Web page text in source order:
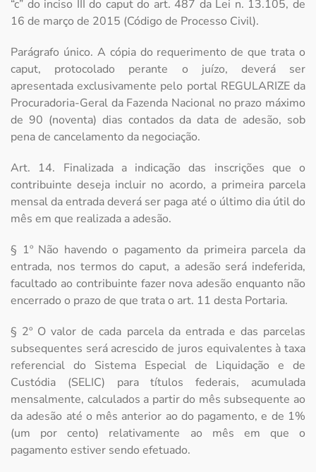
“c” do inciso III do caput do art. 487 da Lei n. 13.105, de
16 de março de 2015 (Código de Processo Civil).
Parágrafo único. A cópia do requerimento de que trata o
caput, protocolado perante o juízo, deverá ser
apresentada exclusivamente pelo portal REGULARIZE da
Procuradoria-Geral da Fazenda Nacional no prazo máximo
de 90 (noventa) dias contados da data de adesão, sob
pena de cancelamento da negociação.
Art. 14. Finalizada a indicação das inscrições que o
contribuinte deseja incluir no acordo, a primeira parcela
mensal da entrada deverá ser paga até o último dia útil do
mês em que realizada a adesão.
§ 1º Não havendo o pagamento da primeira parcela da
entrada, nos termos do caput, a adesão será indeferida,
facultado ao contribuinte fazer nova adesão enquanto não
encerrado o prazo de que trata o art. 11 desta Portaria.
§ 2º O valor de cada parcela da entrada e das parcelas
subsequentes será acrescido de juros equivalentes à taxa
referencial do Sistema Especial de Liquidação e de
Custódia (SELIC) para títulos federais, acumulada
mensalmente, calculados a partir do mês subsequente ao
da adesão até o mês anterior ao do pagamento, e de 1%
(um por cento) relativamente ao mês em que o
pagamento estiver sendo efetuado.